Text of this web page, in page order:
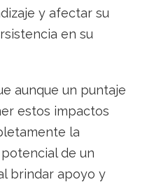
y afectar su
en su
aunque un puntaje
estos impactos
la
de un
brindar apoyo y